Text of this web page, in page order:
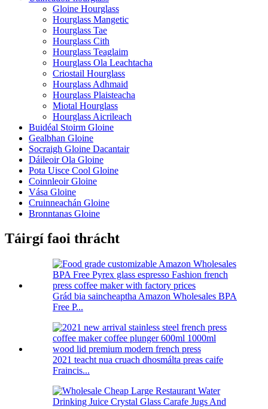
Gloine Hourglass
Hourglass Mangetic
Hourglass Tae
Hourglass Cith
Hourglass Teaglaim
Hourglass Ola Leachtacha
Criostail Hourglass
Hourglass Adhmaid
Hourglass Plaisteacha
Miotal Hourglass
Hourglass Aicrileach
Buidéal Stoirm Gloine
Gealbhan Gloine
Socraigh Gloine Dacantair
Dáileoir Ola Gloine
Pota Uisce Cool Gloine
Coinnleoir Gloine
Vása Gloine
Cruinneachán Gloine
Bronntanas Gloine
Táirgí faoi thrácht
Grád bia saincheaptha Amazon Wholesales BPA
Free P...
2021 teacht nua cruach dhosmálta preas caife
Fraincis...